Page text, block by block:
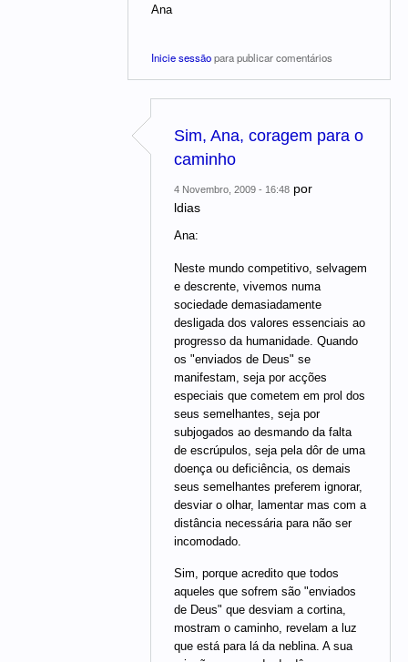
Ana
Inicie sessãopara publicar comentários
Sim, Ana, coragem para o
caminho
4 Novembro, 2009 - 16:48 por
ldias
Ana:
Neste mundo competitivo, selvagem
e descrente, vivemos numa
sociedade demasiadamente
desligada dos valores essenciais ao
progresso da humanidade. Quando
os "enviados de Deus" se
manifestam, seja por acções
especiais que cometem em prol dos
seus semelhantes, seja por
subjogados ao desmando da falta
de escrúpulos, seja pela dôr de uma
doença ou deficiência, os demais
seus semelhantes preferem ignorar,
desviar o olhar, lamentar mas com a
distância necessária para não ser
incomodado.
Sim, porque acredito que todos
aqueles que sofrem são "enviados
de Deus" que desviam a cortina,
mostram o caminho, revelam a luz
que está para lá da neblina. A sua